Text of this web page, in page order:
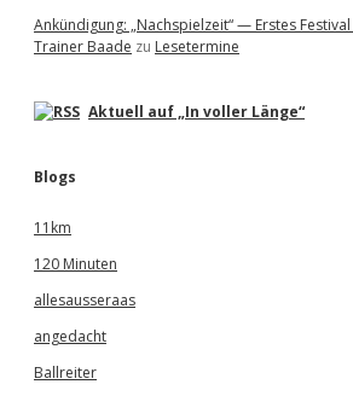
Ankündigung: „Nachspielzeit“ — Erstes
Trainer Baade zu Lesetermine
Aktuell auf „In voller Länge“
Blogs
11km
120 Minuten
allesausseraas
angedacht
Ballreiter